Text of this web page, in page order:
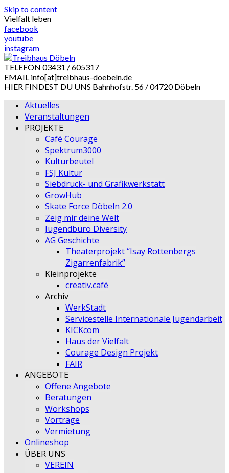
Skip to content
Vielfalt leben
facebook
youtube
instagram
TELEFON 03431 / 605317
EMAIL info[at]treibhaus-doebeln.de
HIER FINDEST DU UNS Bahnhofstr. 56 / 04720 Döbeln
Aktuelles
Veranstaltungen
PROJEKTE
Café Courage
Spektrum3000
Kulturbeutel
FSJ Kultur
Siebdruck- und Grafikwerkstatt
GrowHub
Skate Force Döbeln 2.0
Zeig mir deine Welt
Jugendbüro Diversity
AG Geschichte
Theaterprojekt “Isay Rottenbergs
Zigarrenfabrik”
Kleinprojekte
creativ.café
Archiv
WerkStadt
Servicestelle Internationale Jugendarbeit
KICKcom
Haus der Vielfalt
Courage Design Projekt
FAIR
ANGEBOTE
Offene Angebote
Beratungen
Workshops
Vorträge
Vermietung
Onlineshop
ÜBER UNS
VEREIN